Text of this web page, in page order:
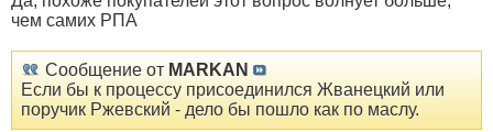
чем самих РПА
Сообщение от MARKAN
Если бы к процессу присоединился Жванецкий или
поручик Ржевский - дело бы пошло как по маслу.